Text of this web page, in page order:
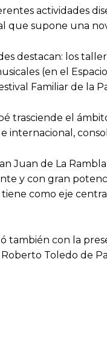
actividades
que supone una
destacan: los
(en el
Familiar de
trasciende el
internacional,
Juan de La
y con gran
como eje
también con la
Toledo de